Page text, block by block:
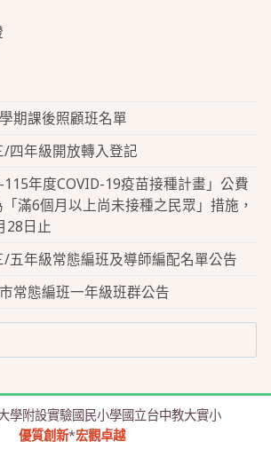
期課後照顧班名單
四年級開放轉入登記
115年度COVID-19疫苗接種計畫」公費
滿6個月以上尚未接種之民眾」措施，
28日止
五年級常態編班及導師編配名單公告
常態編班一年級班群公告
學附設實驗國民小學國立台中教大實小
優質創新*宏觀卓越